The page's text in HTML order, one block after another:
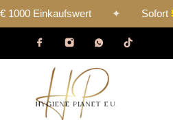
✦ Sofort5% Rabatt